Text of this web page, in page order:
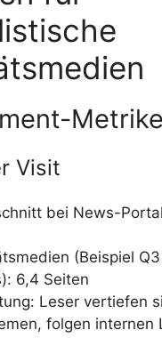
Visit
bei News-
(Beispiel
6,4 Seiten
Leser vertiefen
folgen internen